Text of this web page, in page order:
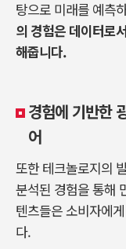
탕으로 미래를 예측
의 경험은 데이터로
해줍니다.
경험에 기반한
어
또한 테크놀로지의
분석된 경험을 통해
텐츠들은 소비자에
다.